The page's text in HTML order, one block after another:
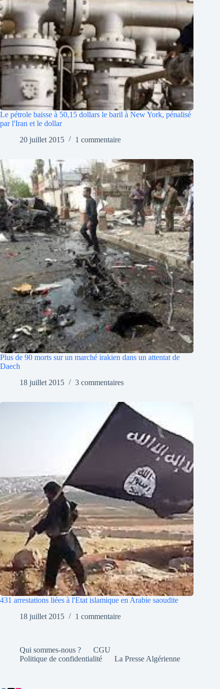
Le pétrole baisse à 50,15 dollars le baril à New York, pénalisé
par l'Iran et le dollar
20 juillet 2015
1 commentaire
Plus de 90 morts sur un marché irakien dans un attentat de
Daech
18 juillet 2015
3 commentaires
431 arrestations liées à l'Etat islamique en Arabie saoudite
18 juillet 2015
1 commentaire
Qui sommes-nous ?
CGU
Politique de confidentialité
La Presse Algérienne